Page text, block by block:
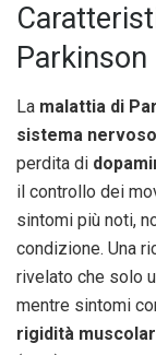
Parkinson
La malattia di
sistema
perdita di
il controllo dei
sintomi più noti,
condizione. Una
rivelato che solo
mentre sintomi
rigidità